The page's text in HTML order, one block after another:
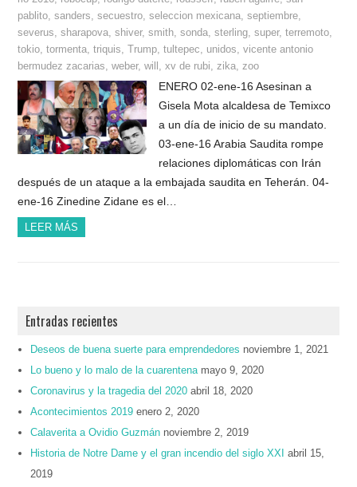
pablito ,sanders ,secuestro ,seleccion mexicana ,septiembre
severus ,sharapova ,shiver,smith ,sonda ,sterling ,super,terremoto
tokio ,tormenta ,triquis ,Trump ,tultepec unidos ,vicente antonio
bermudez zacarias ,weber,will ,xv de rubi zika zoo
ENERO 02-ene-16 Asesinan a
Gisela Mota alcaldesa de Temixco
a un día de inicio de su mandato.
03-ene-16 Arabia Saudita rompe
relaciones diplomáticas con Irán
después de un ataque a la embajada saudita en Teherán. 04-
ene-16 Zinedine Zidane es el…
LEER MÁS
Entradas recientes
Deseos de buena suerte para emprendedores noviembre 1, 2021
Lo bueno y lo malo de la cuarentena mayo 9, 2020
Coronavirus y la tragedia del 2020 abril 18, 2020
Acontecimientos 2019 enero 2, 2020
Calaverita a Ovidio Guzmán noviembre 2, 2019
Historia de Notre Dame y el gran incendio del siglo XXI
abril 15,
2019